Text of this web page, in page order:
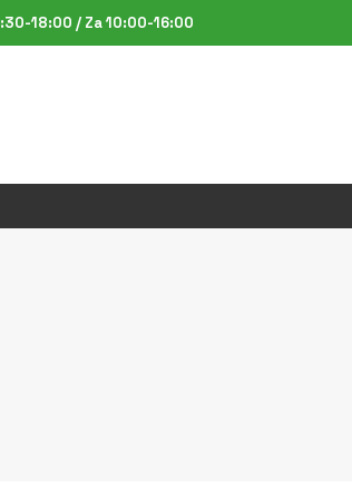
18:00 / Za 10:00-16:00